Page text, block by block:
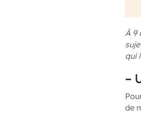
À 9
qui
–
de